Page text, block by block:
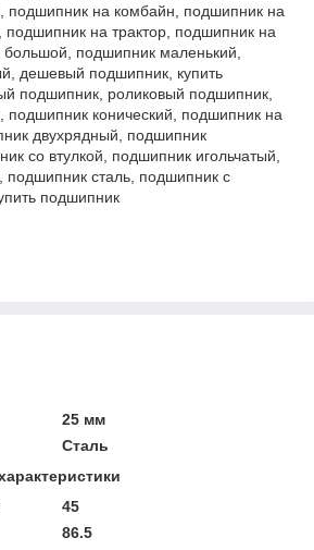
подшипник на комбайн, подшипник на
на трактор, подшипник на
подшипник маленький,
дешевый подшипник, купить
подшипник, роликовый подшипник,
подшипник конический, подшипник на
двухрядный, подшипник
со втулкой, подшипник игольчатый,
подшипник сталь, подшипник с
подшипник
25 мм
Сталь
45
86.5